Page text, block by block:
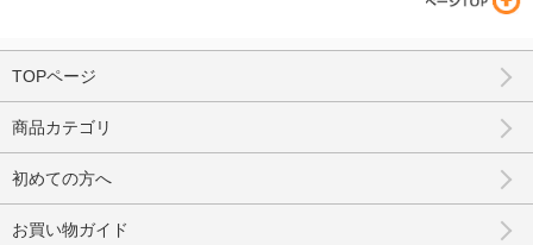
TOPページ
商品カテゴリ
初めての方へ
お買い物ガイド